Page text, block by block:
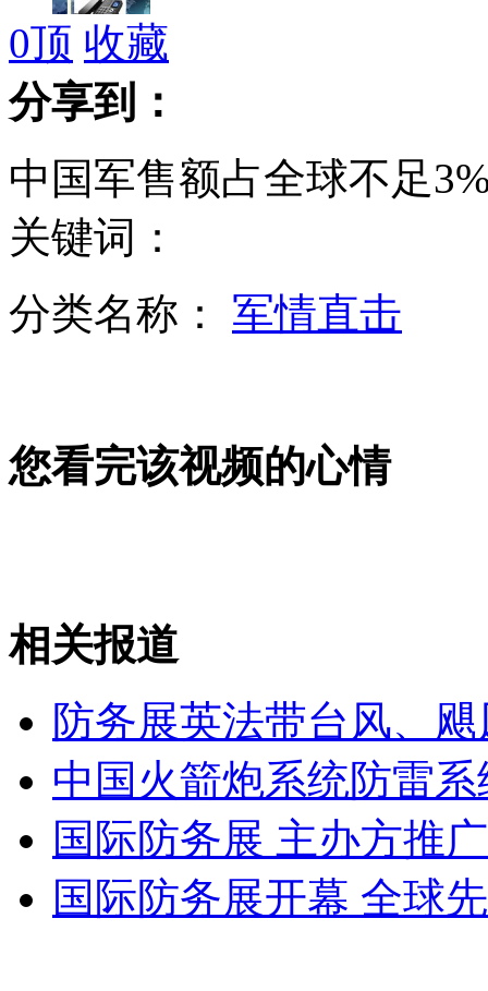
长治市长因苯胺泄露事故被提名去职
澳对"苍龙"感兴趣 日献技术联手制衡中国？
美拒与华合作生产战舰 忧宙斯盾被破解
凯特孕后露面 连衣裙尽显好身材
山西运城恶犬咬伤多人 警民合力深夜将其击毙
女孩北京地铁殴打老人 痛下狠手拳打脚踢
无痛分娩是否安全 医生回应
0顶 收藏
分享到：
中国军售额占全球不足
关键词：
分类名称： 军情直击
您看完该视频的心情
相关报道
防务展英法带台风、
中国火箭炮系统防雷
国际防务展 主办方推
国际防务展开幕 全球